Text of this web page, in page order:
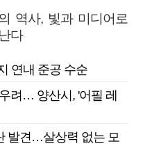
역사, 빛과 미디어로
다
연내 준공 수순
려… 양산시, '어필 레
발견…살상력 없는 모